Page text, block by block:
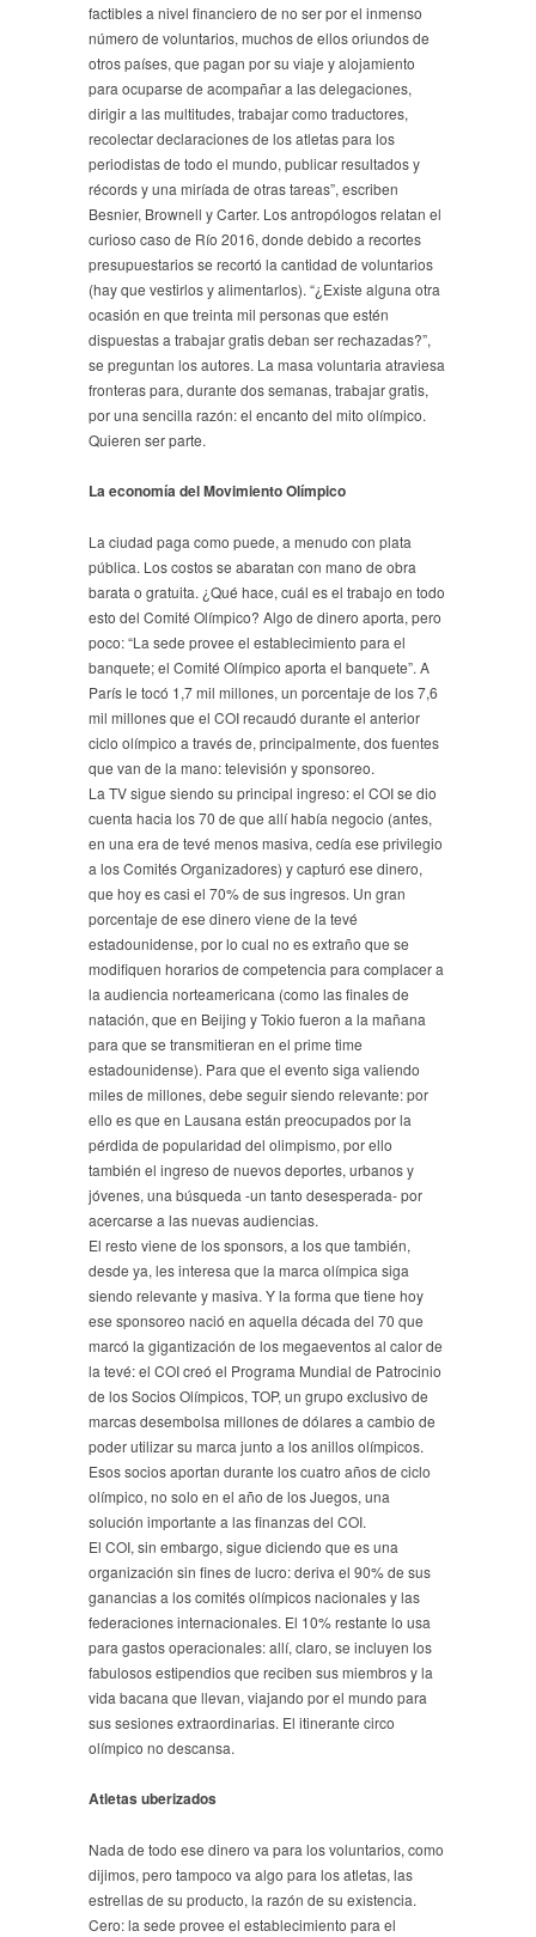
factibles a nivel financiero de no ser por el inmenso
número de voluntarios, muchos de ellos oriundos de
otros países, que pagan por su viaje y alojamiento
para ocuparse de acompañar a las delegaciones,
dirigir a las multitudes, trabajar como traductores,
recolectar declaraciones de los atletas para los
periodistas de todo el mundo, publicar resultados y
récords y una miríada de otras tareas”, escriben
Besnier, Brownell y Carter. Los antropólogos relatan el
curioso caso de Río 2016, donde debido a recortes
presupuestarios se recortó la cantidad de voluntarios
(hay que vestirlos y alimentarlos). “¿Existe alguna otra
ocasión en que treinta mil personas que estén
dispuestas a trabajar gratis deban ser rechazadas?”,
se preguntan los autores. La masa voluntaria atraviesa
fronteras para, durante dos semanas, trabajar gratis,
por una sencilla razón: el encanto del mito olímpico.
Quieren ser parte.
La economía del Movimiento Olímpico
La ciudad paga como puede, a menudo con plata
pública. Los costos se abaratan con mano de obra
barata o gratuita. ¿Qué hace, cuál es el trabajo en todo
esto del Comité Olímpico? Algo de dinero aporta, pero
poco: “La sede provee el establecimiento para el
banquete; el Comité Olímpico aporta el banquete”. A
París le tocó 1,7 mil millones, un porcentaje de los 7,6
mil millones que el COI recaudó durante el anterior
ciclo olímpico a través de, principalmente, dos fuentes
que van de la mano: televisión y sponsoreo.
La TV sigue siendo su principal ingreso: el COI se dio
cuenta hacia los 70 de que allí había negocio (antes,
en una era de tevé menos masiva, cedía ese privilegio
a los Comités Organizadores) y capturó ese dinero,
que hoy es casi el 70% de sus ingresos. Un gran
porcentaje de ese dinero viene de la tevé
estadounidense, por lo cual no es extraño que se
modifiquen horarios de competencia para complacer a
la audiencia norteamericana (como las finales de
natación, que en Beijing y Tokio fueron a la mañana
para que se transmitieran en el prime time
estadounidense). Para que el evento siga valiendo
miles de millones, debe seguir siendo relevante: por
ello es que en Lausana están preocupados por la
pérdida de popularidad del olimpismo, por ello
también el ingreso de nuevos deportes, urbanos y
jóvenes, una búsqueda -un tanto desesperada- por
acercarse a las nuevas audiencias.
El resto viene de los sponsors, a los que también,
desde ya, les interesa que la marca olímpica siga
siendo relevante y masiva. Y la forma que tiene hoy
ese sponsoreo nació en aquella década del 70 que
marcó la gigantización de los megaeventos al calor de
la tevé: el COI creó el Programa Mundial de Patrocinio
de los Socios Olímpicos, TOP, un grupo exclusivo de
marcas desembolsa millones de dólares a cambio de
poder utilizar su marca junto a los anillos olímpicos.
Esos socios aportan durante los cuatro años de ciclo
olímpico, no solo en el año de los Juegos, una
solución importante a las finanzas del COI.
El COI, sin embargo, sigue diciendo que es una
organización sin fines de lucro: deriva el 90% de sus
ganancias a los comités olímpicos nacionales y las
federaciones internacionales. El 10% restante lo usa
para gastos operacionales: allí, claro, se incluyen los
fabulosos estipendios que reciben sus miembros y la
vida bacana que llevan, viajando por el mundo para
sus sesiones extraordinarias. El itinerante circo
olímpico no descansa.
Atletas uberizados
Nada de todo ese dinero va para los voluntarios, como
dijimos, pero tampoco va algo para los atletas, las
estrellas de su producto, la razón de su existencia.
Cero: la sede provee el establecimiento para el